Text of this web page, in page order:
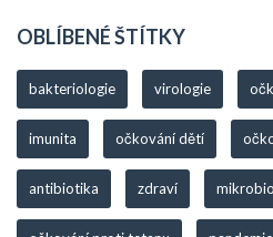
OBLÍBENÉ ŠTÍTKY
bakteriologie virologie
imunita očkování dětí
antibiotika zdraví